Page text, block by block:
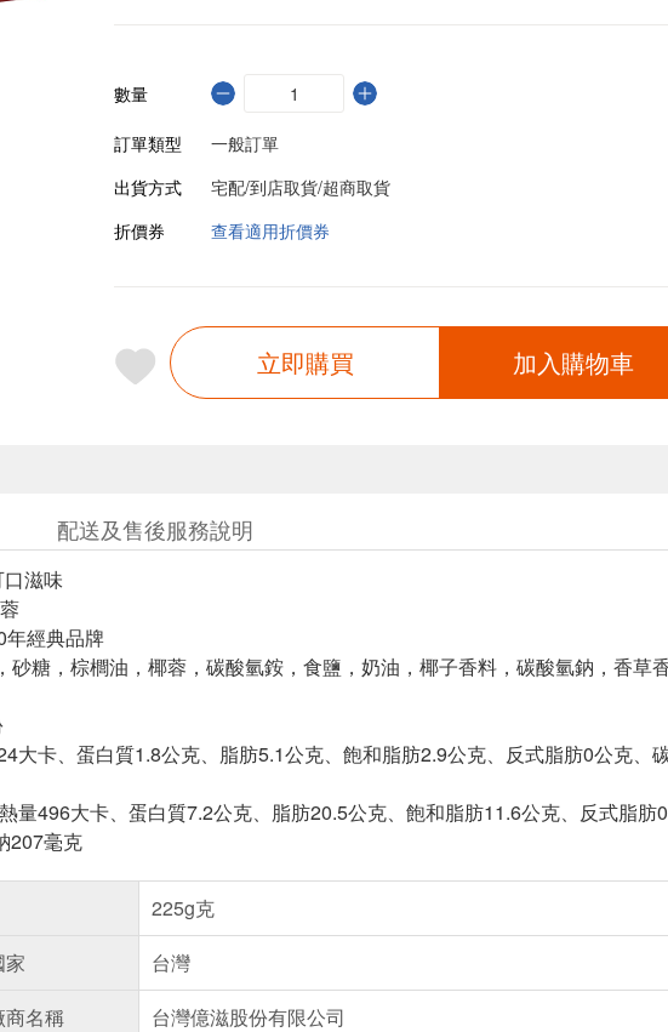
數量
訂單類型
一般訂單
出貨方式
宅配/到店取貨/超商取貨
折價券
查看適用折價券
立即購買 加入購物車
配送及售後服務說明
滋味
年經典品牌
砂糖，棕櫚油，椰蓉，碳酸氫銨，食鹽，奶油，椰子香料，碳酸氫鈉，香草
大卡、蛋白質1.8公克、脂肪5.1公克、飽和脂肪2.9公克、反式脂肪0公克、
量496大卡、蛋白質7.2公克、脂肪20.5公克、飽和脂肪11.6公克、反式脂
207毫克
225g克
家
台灣
商名稱
台灣億滋股份有限公司